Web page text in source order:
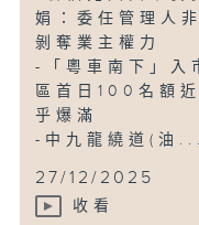
娟：委任管理人非
剝奪業主權力
-「粵車南下」入
區首日100名額近
乎爆滿
-中九龍繞道(油...
27/12/2025
收看